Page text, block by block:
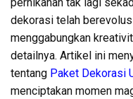
pernikahan tak lagi
dekorasi telah
menggabungkan
detailnya. Artikel ini
tentang Paket Dekorasi
menciptakan momen